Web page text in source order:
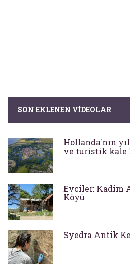
SON EKLENEN VIDEOLAR
Hollanda'nın
ve turistik kale
Evciler: Kadim
Köyü
Syedra Antik